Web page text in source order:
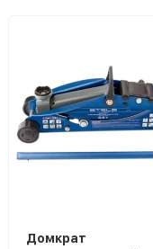
Домкрат